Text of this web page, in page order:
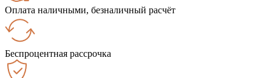
Оплата наличными, безналичный расчёт
Беспроцентная рассрочка